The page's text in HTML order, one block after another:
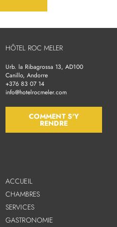
HÔTEL ROC MELER
Urb. la Ribagrossa 13, AD100
Canillo, Andorre
+376 83 07 14
info@hotelrocmeler.com
COMMENT S'Y
RENDRE
ACCUEIL
CHAMBRES
SERVICES
GASTRONOMIE